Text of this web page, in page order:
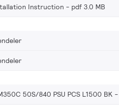
Instruction pdf 3.0 MB
50S/840 PSU PCS L1500 BK